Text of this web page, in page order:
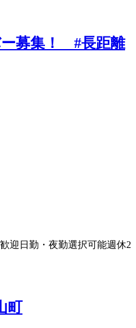
ー募集！ #長距離
迎 日勤・夜勤選択可能週休2